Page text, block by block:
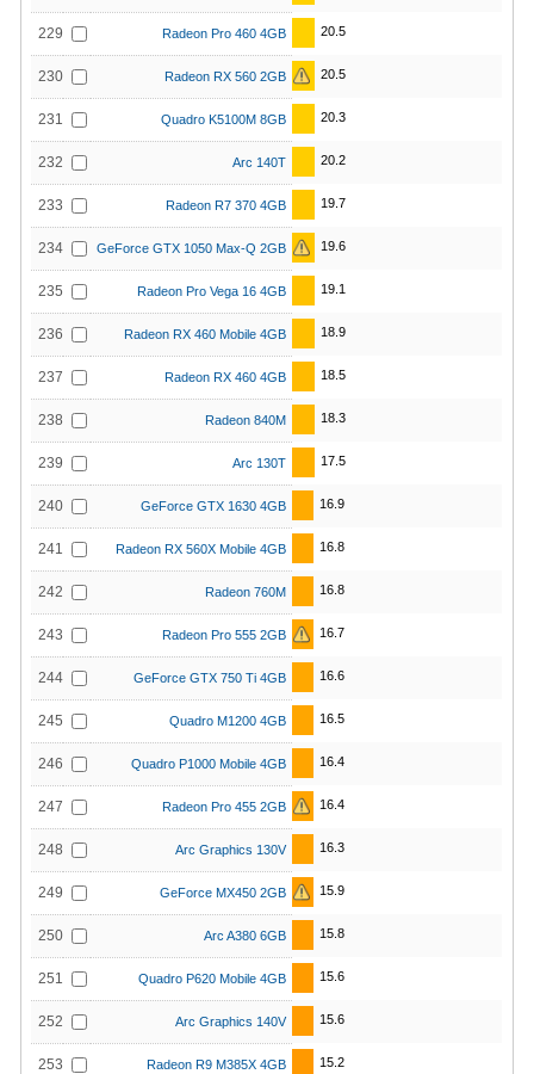
229 Radeon Pro 460 4GB 20.5
230 Radeon RX 560 2GB 20.5
231 Quadro K5100M 8GB 20.3
232 Arc 140T 20.2
233 Radeon R7 370 4GB 19.7
234 GeForce GTX 1050 Max-Q 2GB 19.6
235 Radeon Pro Vega 16 4GB 19.1
236 Radeon RX 460 Mobile 4GB 18.9
237 Radeon RX 460 4GB 18.5
238 Radeon 840M 18.3
239 Arc 130T 17.5
240 GeForce GTX 1630 4GB 16.9
241 Radeon RX 560X Mobile 4GB 16.8
242 Radeon 760M 16.8
243 Radeon Pro 555 2GB 16.7
244 GeForce GTX 750 Ti 4GB 16.6
245 Quadro M1200 4GB 16.5
246 Quadro P1000 Mobile 4GB 16.4
247 Radeon Pro 455 2GB 16.4
248 Arc Graphics 130V 16.3
249 GeForce MX450 2GB 15.9
250 Arc A380 6GB 15.8
251 Quadro P620 Mobile 4GB 15.6
252 Arc Graphics 140V 15.6
253 Radeon R9 M385X 4GB 15.2